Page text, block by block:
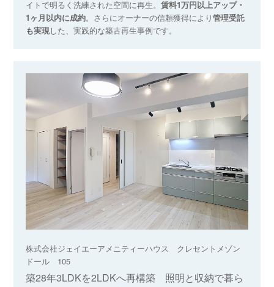
イトで明るく洗練された空間に再生。賃料1万円以上アップ・
1ヶ月以内に成約。さらにオーナーの信頼獲得により管理受託
も実現した、実践的な築古再生事例です。
株式会社ジェイエーアメニティーハウス クレセントメゾン
ドール 105
築28年3LDKを2LDKへ再構築 照明と収納で暮ら